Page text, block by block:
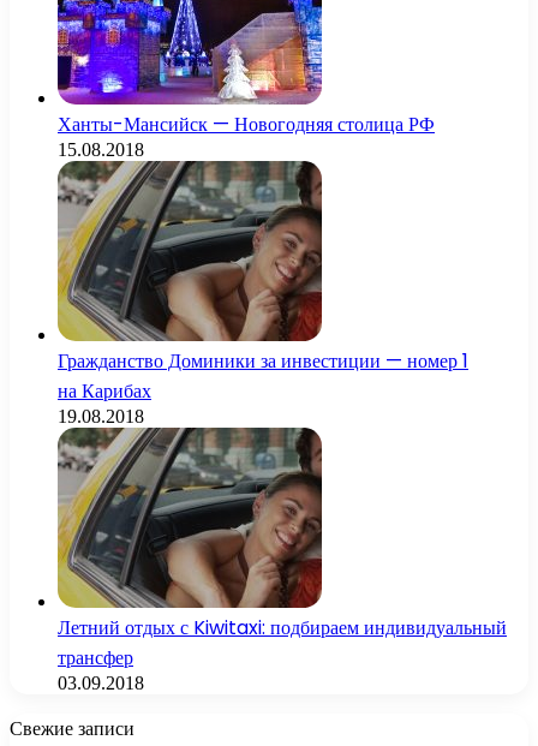
Ханты-Мансийск — Новогодняя столица РФ
15.08.2018
Гражданство Доминики за инвестиции — номер 1
на Карибах
19.08.2018
Летний отдых с Kiwitaxi: подбираем индивидуальный
трансфер
03.09.2018
Свежие записи